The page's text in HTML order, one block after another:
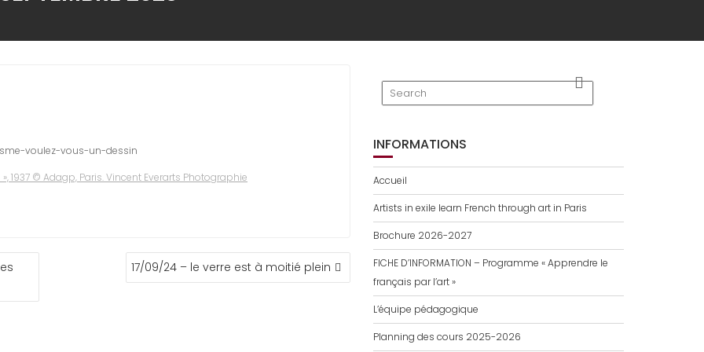
voulez-vous-un-dessin
1937 © Adagp, Paris. Vincent Everarts Photographie
17/09/24 – le verre est à moitié plein
INFORMATIONS
Accueil
Artists in exile learn French through art in Paris
Brochure 2026-2027
FICHE D’INFORMATION – Programme « Apprendre le
français par l’art »
L’équipe pédagogique
Planning des cours 2025-2026